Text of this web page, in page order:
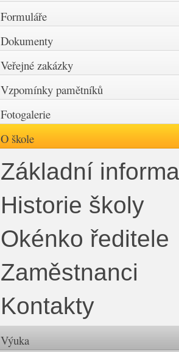
Formuláře
Dokumenty
Veřejné zakázky
Vzpomínky pamětníků
Fotogalerie
O škole
Základní
Historie školy
Okénko ředitele
Zaměstnanci
Kontakty
Výuka